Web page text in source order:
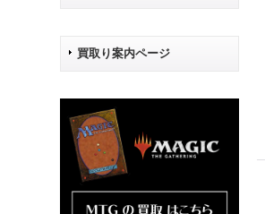
買取り案内ページ